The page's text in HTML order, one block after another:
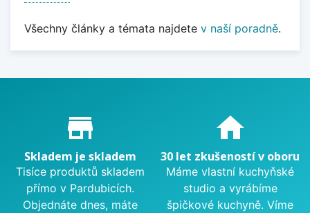
Všechny články a témata najdete v naší poradně.
Proč nakupovat u nás?
store_mall_directory
Skladem je skladem
Tisíce produktů skladem
přímo v Pardubicích.
Objednáte dnes, máte
home
30 let zkušeností v oboru
Máme vlastní kuchyňské
studio a vyrábíme
špičkové kuchyně. Víme